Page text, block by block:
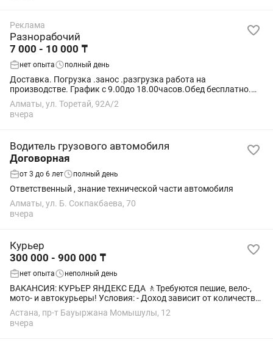
Реклама
Разнорабочий
7 000 - 10 000 ₸
нет опыта полный день
Доставка. Погрузка .занос .разгрузка работа на
производстве. График с 9.00до 18.00часов.Обед бесплатно.
Оплата за день ежедневно на руки
Алматы, ул. Торетай, 92А/2
вчера
Водитель грузового автомобиля
Договорная
от 3 до 6 лет полный день
Ответственный , знание технической части автомобиля
Алматы, ул. Б. Сокпакбаева, 70
вчера
Курьер
300 000 - 900 000 ₸
нет опыта неполный день
ВАКАНСИЯ: КУРЬЕР ЯНДЕКС ЕДА 🚶Требуются пешие, вело-,
мото- и автокурьеры! Условия: - Доход зависит от количества
выполненных заказов. - Гибкий график — можно совмещать с
учёбой или основной...
Астана, пр-т Бауыржана Момышулы, 12
вчера